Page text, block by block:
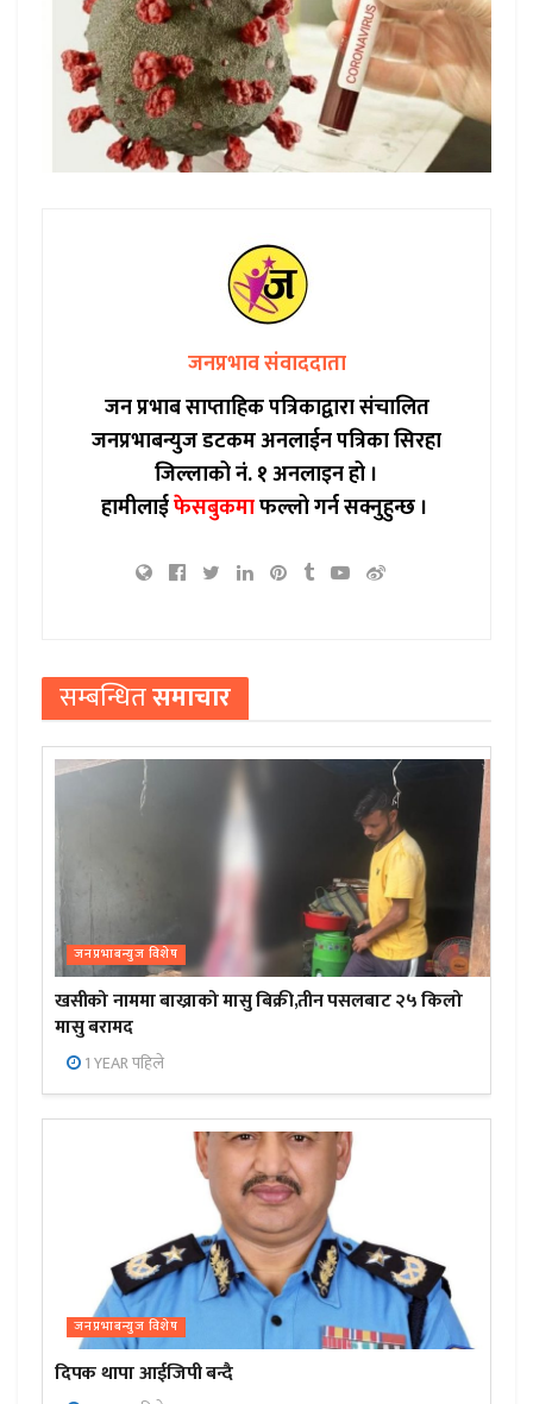
जनप्रभाव संवाददाता
जन प्रभाब साप्ताहिक पत्रिकाद्वारा संचालित
जनप्रभाबन्युज डटकम अनलाईन पत्रिका सिरहा
जिल्लाको नं. १ अनलाइन हो ।
हामीलाईफेसबुकमाफल्लो गर्न सक्नुहुन्छ ।
सम्बन्धितसमाचार
जनप्रभाबन्युज विशेष
खसीको नाममा बाख्राको मासु बिक्री,तीन पसलबाट २५ किलो
मासु बरामद
1 YEAR पहिले
जनप्रभाबन्युज विशेष
दिपक थापा आईजिपी बन्दै